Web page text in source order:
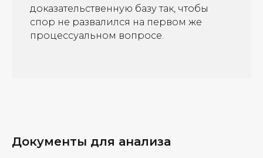
доказательственную базу так, чтобы
спор не развалился на первом же
процессуальном вопросе.
Документы для анализа